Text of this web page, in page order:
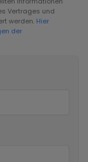
Vertrages und
werden. Hier
der